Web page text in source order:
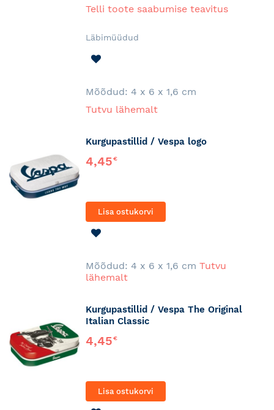
Telli toote saabumise teavitus
Läbimüüdud
Mõõdud: 4 x 6 x 1,6 cm
Tutvu lähemalt
Kurgupastillid / Vespa logo
4,45€
Lisa ostukorvi
Mõõdud: 4 x 6 x 1,6 cm Tutvu
lähemalt
Kurgupastillid / Vespa The Original
Italian Classic
4,45€
Lisa ostukorvi